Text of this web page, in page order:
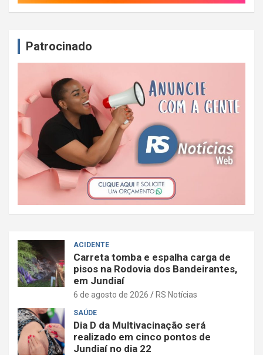
Patrocinado
ACIDENTE
Carreta tomba e espalha carga de
pisos na Rodovia dos Bandeirantes,
em Jundiaí
6 de agosto de 2026 RS Notícias
SAÚDE
Dia D da Multivacinação será
realizado em cinco pontos de
Jundiaí no dia 22